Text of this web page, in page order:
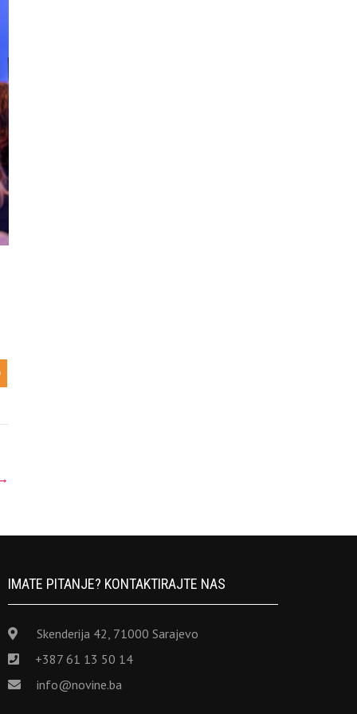
IMATE PITANJE? KONTAKTIRAJTE NAS
Skenderija 42, 71000 Sarajevo
+387 61 13 50 14
info@novine.ba